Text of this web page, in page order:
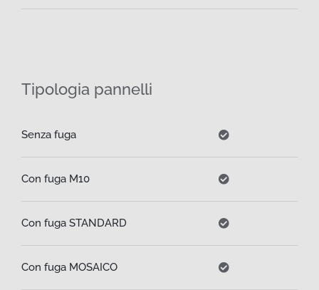
Tipologia pannelli
Senza fuga
Con fuga M10
Con fuga STANDARD
Con fuga MOSAICO